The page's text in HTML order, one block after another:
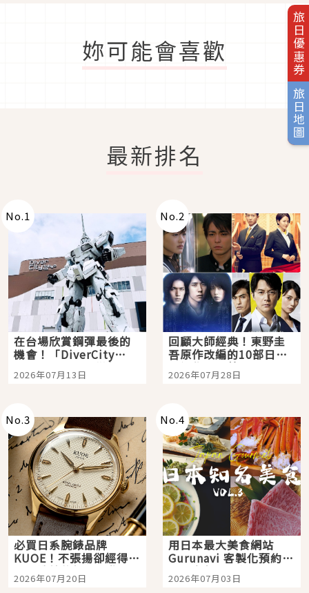
旅日優惠券
旅日地圖
妳可能會喜歡
最新排名
No.1
在台場欣賞鋼彈最後的
機會！「DiverCity
Tokyo Plaza」搭船、
購物、美食及夜景，一
2026年07月13日
No.2
回顧大師經典！東野圭
吾原作改編的10部日本
影視作品推薦
2026年07月28日
No.3
必買日系腕錶品牌
KUOE！不張揚卻經得起
時間洗鍊的經典之作五
選
2026年07月20日
No.4
用日本最大美食網站
Gurunavi 客製化預約九
大都市餐廳，打造專屬
美食體驗！
2026年07月03日